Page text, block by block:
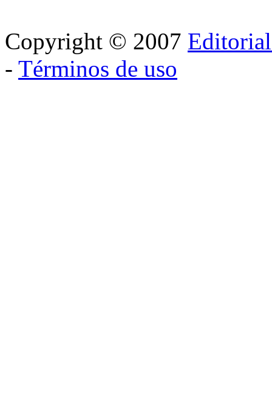
Copyright © 2007
- Términos de uso